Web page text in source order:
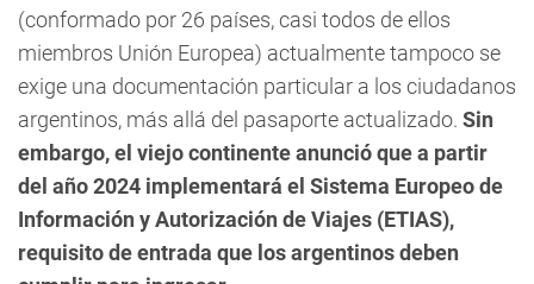
(conformado por 26 países, casi todos de ellos
miembros Unión Europea) actualmente tampoco se
exige una documentación particular a los ciudadanos
argentinos, más allá del pasaporte actualizado. Sin
embargo, el viejo continente anunció que a partir
del año 2024 implementará el Sistema Europeo de
Información y Autorización de Viajes (ETIAS),
requisito de entrada que los argentinos deben